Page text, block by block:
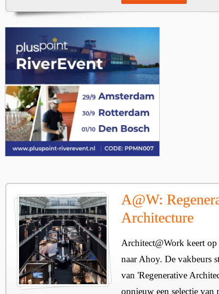
A@W:
Architecture
Architect@Work keert
naar Ahoy. De vakbeurs
van 'Regenerative
opnieuw een selectie van